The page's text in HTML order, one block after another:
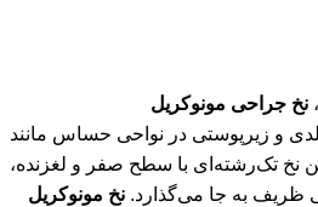
نخ جراحی مونوکریل
و زیرپوستی در نواحی حساس مانند
نخ تک‌رشته‌ای با سطح صفر و لغزنده،
ظریف به جا می‌گذارد. نخ مونوکریل